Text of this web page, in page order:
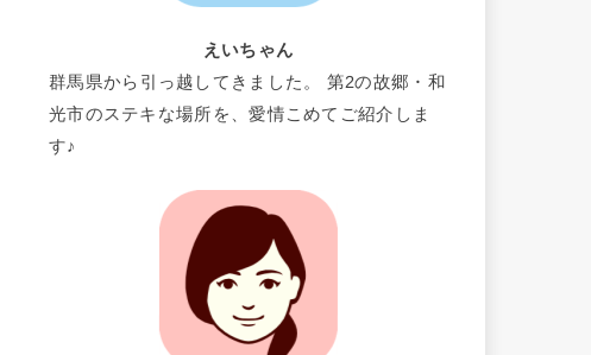
えいちゃん
群馬県から引っ越してきました。 第2の故郷・和
光市のステキな場所を、愛情こめてご紹介しま
す♪